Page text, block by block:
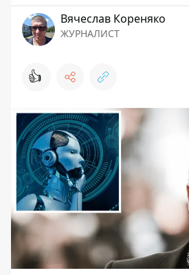
Вячеслав Кореняко
ЖУРНАЛИСТ
👍